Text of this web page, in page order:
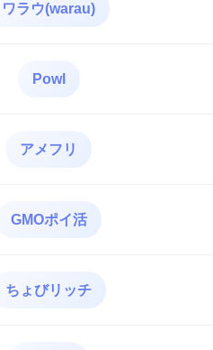
ワラウ(warau)
Powl
アメフリ
GMOポイ活
ちょびリッチ